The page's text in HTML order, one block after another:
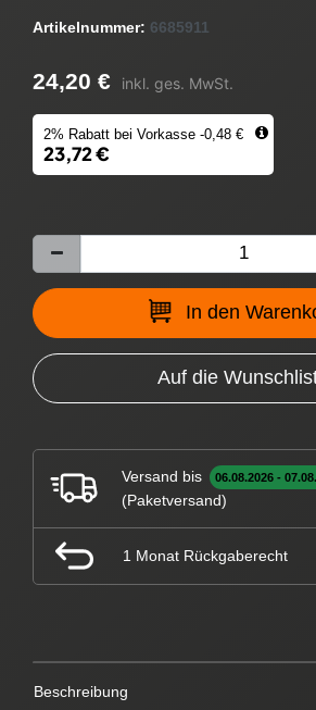
Artikelnummer: 6685911
24,20 € inkl. ges. MwSt.
2% Rabatt bei Vorkasse -0,48 €
23,72 €
In den
Auf die
Versand bis 06.08.2026 -
(Paketversand)
1 Monat Rückgaberecht
Beschreibung